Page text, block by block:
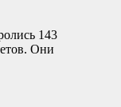
143
Они